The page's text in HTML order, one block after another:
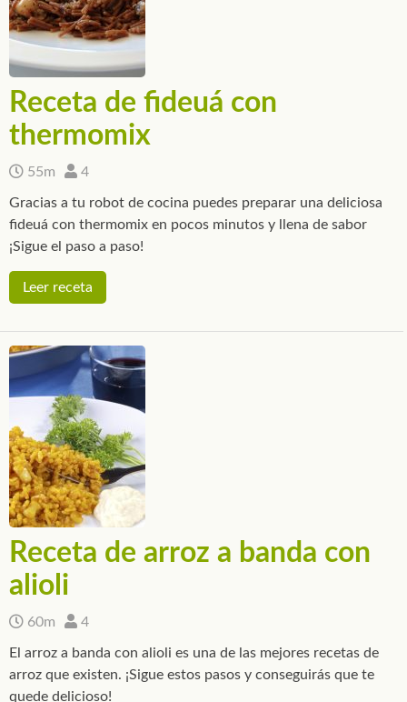
Receta de fideuá con
thermomix
55m 4
Gracias a tu robot de cocina puedes preparar una deliciosa
fideuá con thermomix en pocos minutos y llena de sabor
¡Sigue el paso a paso!
Leer receta
Receta de arroz a banda con
alioli
60m 4
El arroz a banda con alioli es una de las mejores recetas de
arroz que existen. ¡Sigue estos pasos y conseguirás que te
quede delicioso!